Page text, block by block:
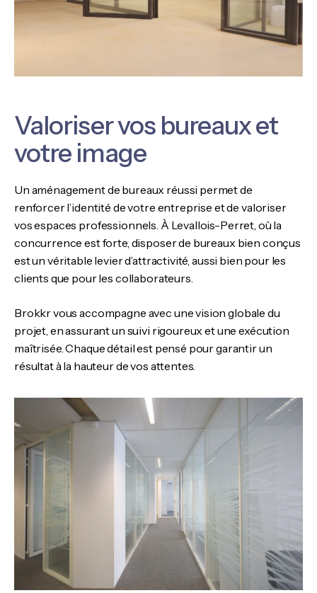
Valoriser vos bureaux et
votre image
Un aménagement de bureaux réussi permet de
renforcer l’identité de votre entreprise et de valoriser
vos espaces professionnels. À Levallois-Perret, où la
concurrence est forte, disposer de bureaux bien conçus
est un véritable levier d’attractivité, aussi bien pour les
clients que pour les collaborateurs.
Brokkr vous accompagne avec une vision globale du
projet, en assurant un suivi rigoureux et une exécution
maîtrisée. Chaque détail est pensé pour garantir un
résultat à la hauteur de vos attentes.